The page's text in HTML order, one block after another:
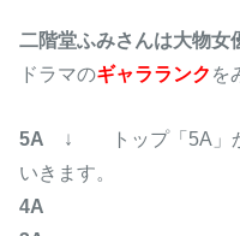
二階堂ふみさんは大物女
ドラマのギャラランク を
5A ↓ トップ「5A」か
いきます。
4A